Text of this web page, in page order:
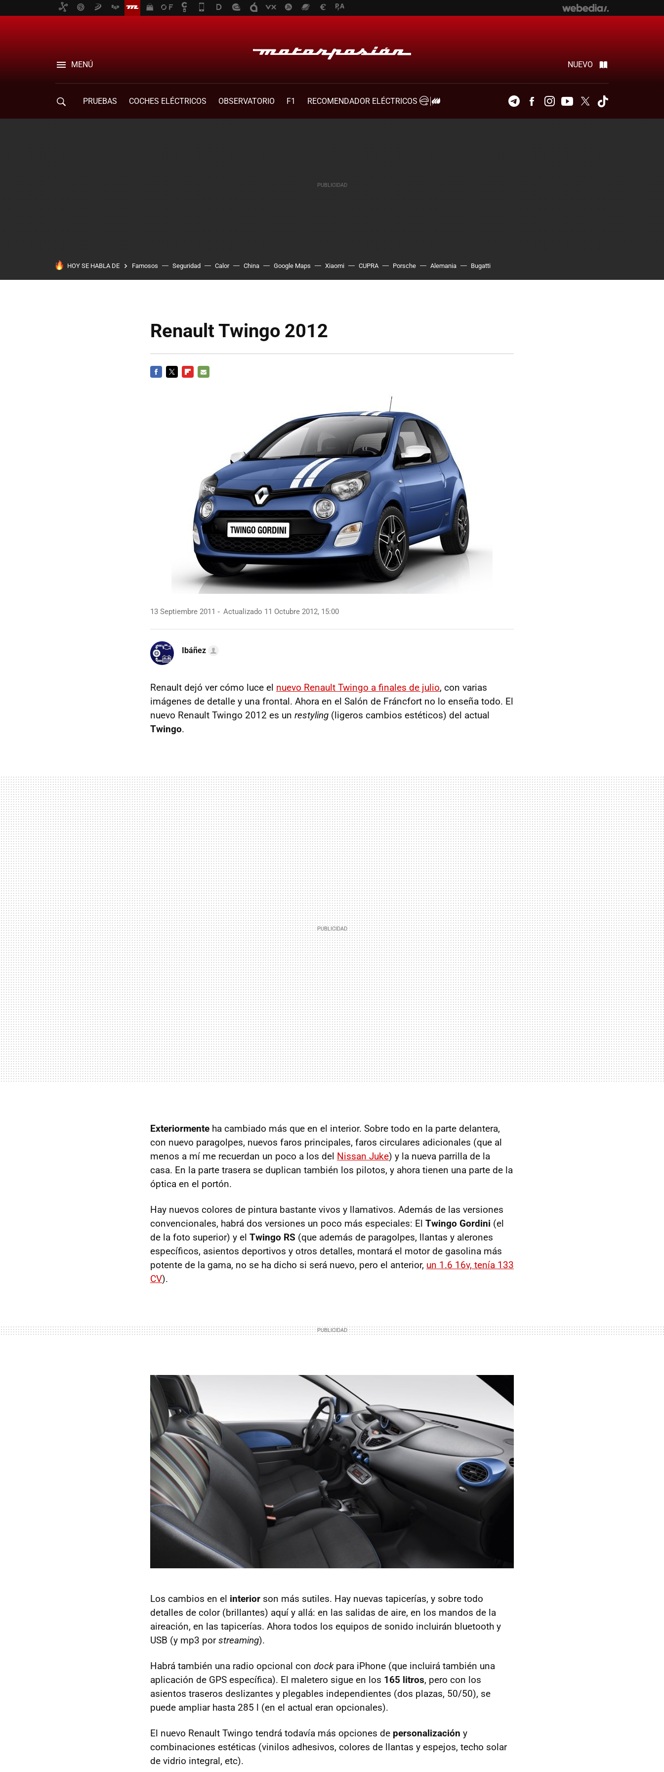
MENÚ NUEVO
PRUEBAS COCHES ELÉCTRICOS OBSERVATORIO F1
RECOMENDADOR ELÉCTRICOS
TelegramFacebookInstagramYoutubeTwitter
HOY SE HABLA DE Famosos Seguridad Calor China Google Maps Xiaomi CUPRA Porsche Alemania Bugatti
Renault Twingo 2012
13 Septiembre 2011 Actualizado 11 Octubre 2012, 15:00
Ibáñez
Renault dejó ver cómo luce el nuevo Renault Twingo a finales de julio, con varias
imágenes de detalle y una frontal. Ahora en el Salón de Fráncfort no lo enseña todo. El
nuevo Renault Twingo 2012 es un restyling (ligeros cambios estéticos) del actual
Twingo.
Exteriormente ha cambiado más que en el interior. Sobre todo en la parte delantera,
con nuevo paragolpes, nuevos faros principales, faros circulares adicionales (que al
menos a mí me recuerdan un poco a los del Nissan Juke) y la nueva parrilla de la
casa. En la parte trasera se duplican también los pilotos, y ahora tienen una parte de la
óptica en el portón.
Hay nuevos colores de pintura bastante vivos y llamativos. Además de las versiones
convencionales, habrá dos versiones un poco más especiales: El Twingo Gordini (el
de la foto superior) y el Twingo RS (que además de paragolpes, llantas y alerones
específicos, asientos deportivos y otros detalles, montará el motor de gasolina más
potente de la gama, no se ha dicho si será nuevo, pero el anterior, un 1.6 16v, tenía 133
CV).
Los cambios en el interior son más sutiles. Hay nuevas tapicerías, y sobre todo
detalles de color (brillantes) aquí y allá: en las salidas de aire, en los mandos de la
aireación, en las tapicerías. Ahora todos los equipos de sonido incluirán bluetooth y
USB (y mp3 porstreaming).
Habrá también una radio opcional con dockpara iPhone (que incluirá también una
aplicación de GPS específica). El maletero sigue en los 165 litros, pero con los
asientos traseros deslizantes y plegables independientes (dos plazas, 50/50), se
puede ampliar hasta 285 l (en el actual eran opcionales).
El nuevo Renault Twingo tendrá todavía más opciones de personalización y
combinaciones estéticas (vinilos adhesivos, colores de llantas y espejos, techo solar
de vidrio integral, etc).